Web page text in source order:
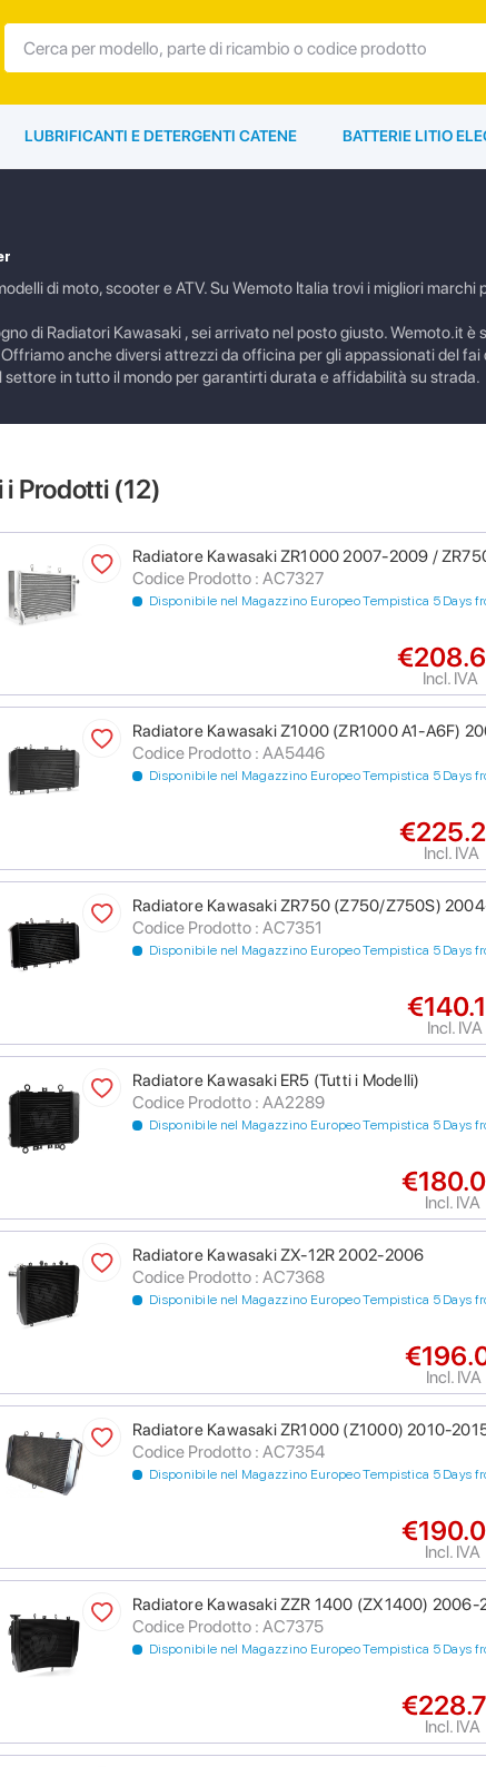
LUBRIFICANTI E DETERGENTI CATENE BATTERIE LITIO
di moto, scooter e ATV. Su Wemoto Italia trovi i migliori marchi
di Radiatori Kawasaki , sei arrivato nel posto giusto. Wemoto.it è
anche diversi attrezzi da officina per gli appassionati del fai
in tutto il mondo per garantirti durata e affidabilità su strada.
i Prodotti (12)
Radiatore Kawasaki ZR1000 2007-2009 /
Codice Prodotto : AC7327
Disponibile nel Magazzino Europeo Tempistica 5 Days
Incl. IVA
Radiatore Kawasaki Z1000 (ZR1000 A1-A6F)
Codice Prodotto : AA5446
Disponibile nel Magazzino Europeo Tempistica 5 Days
Incl. IVA
Radiatore Kawasaki ZR750 (Z750/Z750S)
Codice Prodotto : AC7351
Disponibile nel Magazzino Europeo Tempistica 5 Days
Incl. IVA
Radiatore Kawasaki ER5 (Tutti i Modelli)
Codice Prodotto : AA2289
Disponibile nel Magazzino Europeo Tempistica 5 Days
Incl. IVA
Radiatore Kawasaki ZX-12R 2002-2006
Codice Prodotto : AC7368
Disponibile nel Magazzino Europeo Tempistica 5 Days
Incl. IVA
Radiatore Kawasaki ZR1000 (Z1000) 2010-
Codice Prodotto : AC7354
Disponibile nel Magazzino Europeo Tempistica 5 Days
Incl. IVA
Radiatore Kawasaki ZZR 1400 (ZX1400) 2006-
Codice Prodotto : AC7375
Disponibile nel Magazzino Europeo Tempistica 5 Days
Incl. IVA